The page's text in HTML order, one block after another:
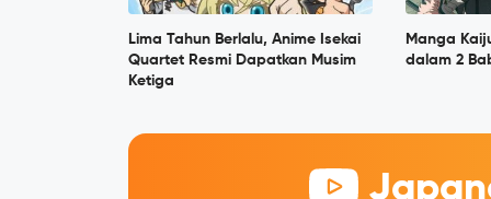
Lima Tahun Berlalu, Anime Isekai
Quartet Resmi Dapatkan Musim
Ketiga
Manga
dalam 2